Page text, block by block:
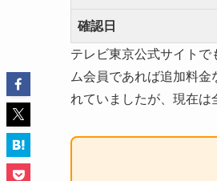
確認日
テレビ東京公式サイト
ム会員であれば追加料
れていましたが、現在は